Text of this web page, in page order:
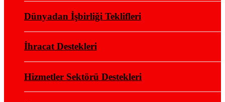
Dünyadan İşbirliği Teklifleri
İhracat Destekleri
Hizmetler Sektörü Destekleri